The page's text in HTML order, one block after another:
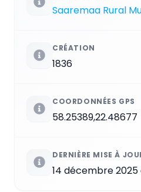
Saaremaa Rural
CRÉATION
1836
COORDONNÉES GPS
58.25389,22.48677
DERNIÈRE MISE À
14 décembre 2025